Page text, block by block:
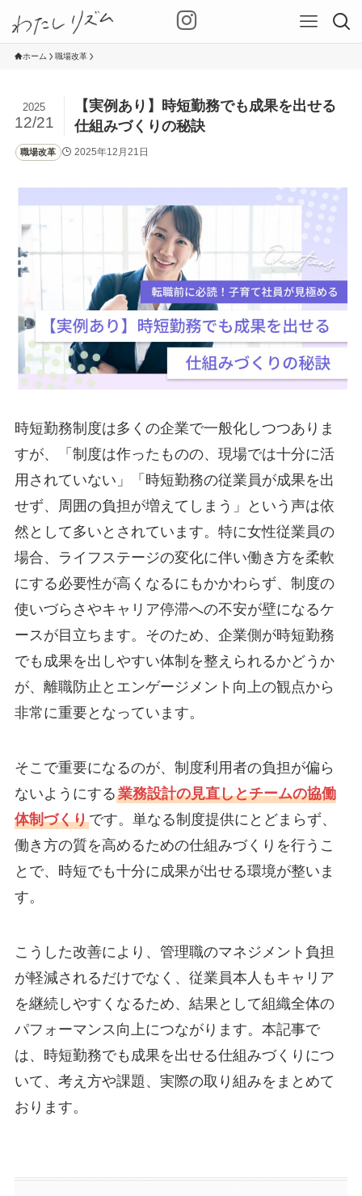
ホーム 職場改革
【実例あり】時短勤務でも成果を出せる
仕組みづくりの秘訣
2025
12/21
職場改革 2025年12月21日
時短勤務制度は多くの企業で一般化しつつありま
すが、「制度は作ったものの、現場では十分に活
用されていない」「時短勤務の従業員が成果を出
せず、周囲の負担が増えてしまう」という声は依
然として多いとされています。特に女性従業員の
場合、ライフステージの変化に伴い働き方を柔軟
にする必要性が高くなるにもかかわらず、制度の
使いづらさやキャリア停滞への不安が壁になるケ
ースが目立ちます。そのため、企業側が時短勤務
でも成果を出しやすい体制を整えられるかどうか
が、離職防止とエンゲージメント向上の観点から
非常に重要となっています。
そこで重要になるのが、制度利用者の負担が偏ら
ないようにする業務設計の見直しとチームの協働
体制づくりです。単なる制度提供にとどまらず、
働き方の質を高めるための仕組みづくりを行うこ
とで、時短でも十分に成果が出せる環境が整いま
す。
こうした改善により、管理職のマネジメント負担
が軽減されるだけでなく、従業員本人もキャリア
を継続しやすくなるため、結果として組織全体の
パフォーマンス向上につながります。本記事で
は、時短勤務でも成果を出せる仕組みづくりにつ
いて、考え方や課題、実際の取り組みをまとめて
おります。